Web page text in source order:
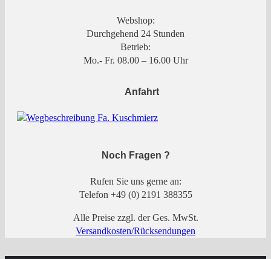
Webshop:
Durchgehend 24 Stunden
Betrieb:
Mo.- Fr. 08.00 – 16.00 Uhr
Anfahrt
Noch Fragen ?
Rufen Sie uns gerne an:
Telefon +49 (0) 2191 388355
Alle Preise zzgl. der Ges. MwSt.
Versandkosten/Rücksendungen